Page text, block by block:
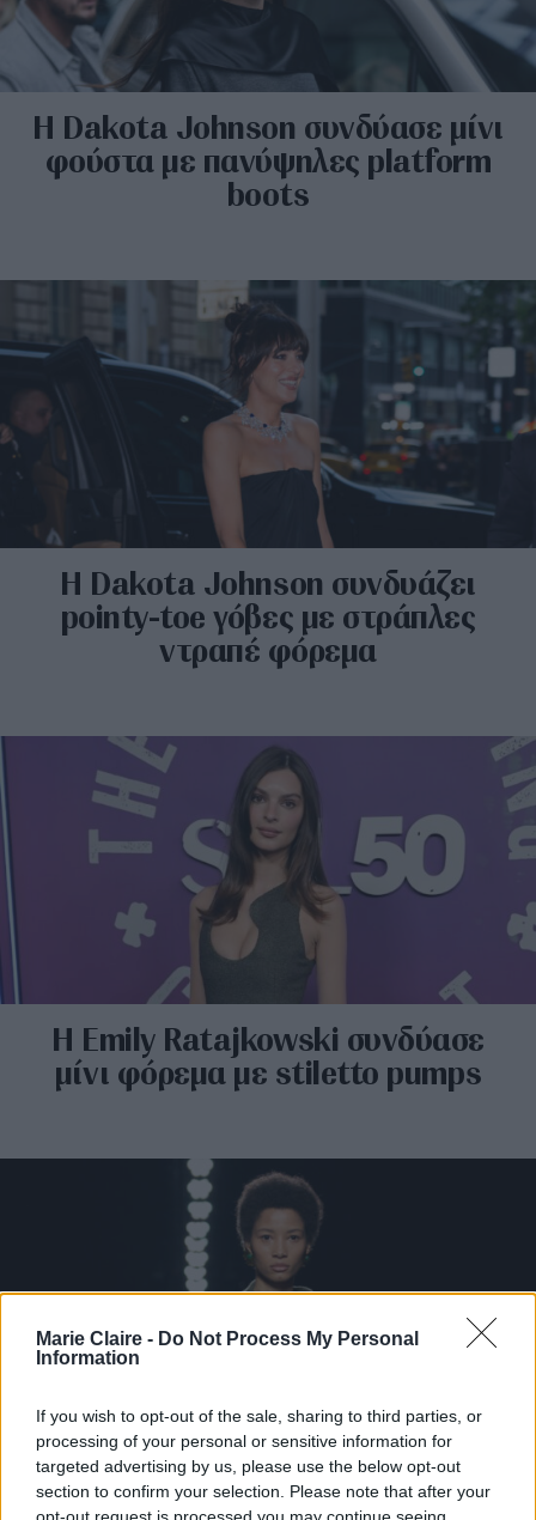
Marie Claire - Do Not Process My Personal
Information
If you wish to opt-out of the sale, sharing to third parties, or
processing of your personal or sensitive information for
targeted advertising by us, please use the below opt-out
section to confirm your selection. Please note that after your
H Dakota Johnson συνδύασε μίνι
φούστα με πανύψηλες platform
boots
H Dakota Johnson συνδυάζει
pointy-toe γόβες με στράπλες
ντραπέ φόρεμα
H Emily Ratajkowski συνδύασε
μίνι φόρεμα με stiletto pumps
Το πνεύμα της δεκαετίας του ’20
εμπνέει τη νέα συλλογή του οίκου